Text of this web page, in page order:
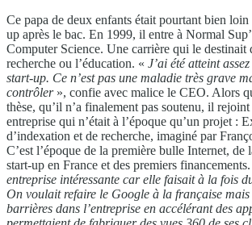
Ce papa de deux enfants était pourtant bien
up après le bac. En 1999, il entre à Normal
Computer Science. Une carrière qui le destinait
recherche ou l’éducation. « J’ai été atteint
start-up. Ce n’est pas une maladie très grave
contrôler», confie avec malice le CEO. Alors
thèse, qu’il n’a finalement pas soutenu, il
entreprise qui n’était à l’époque qu’un projet :
d’indexation et de recherche, imaginé par
C’est l’époque de la première bulle Internet, de
start-up en France et des premiers
entreprise intéressante car elle faisait à la fois
On voulait refaire le Google à la française mais
barrières dans l’entreprise en accélérant des